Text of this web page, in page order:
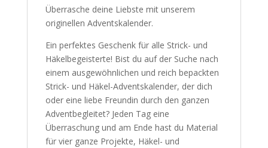
Überrasche deine Liebste mit unserem
originellen Adventskalender.
Ein perfektes Geschenk für alle Strick- und
Häkelbegeisterte! Bist du auf der Suche nach
einem ausgewöhnlichen und reich bepackten
Strick- und Häkel-Adventskalender, der dich
oder eine liebe Freundin durch den ganzen
Adventbegleitet? Jeden Tag eine
Überraschung und am Ende hast du Material
für vier ganze Projekte, Häkel- und